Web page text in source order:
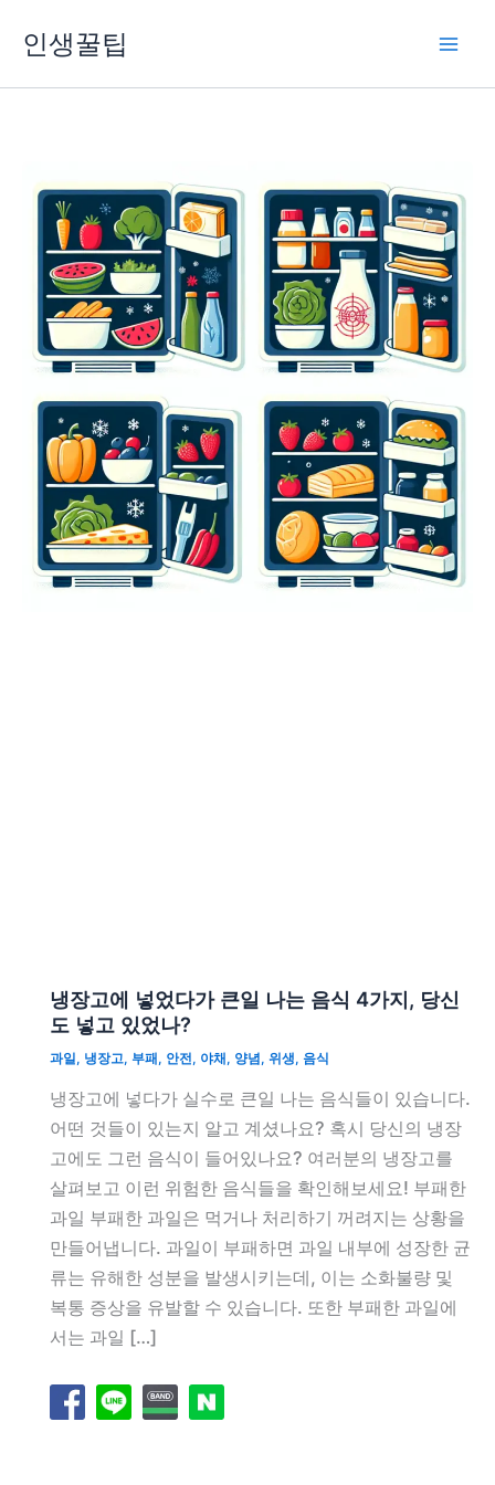
인생꿀팁
냉장고에 넣었다가 큰일 나는 음식 4가지, 당신
도 넣고 있었나?
과일, 냉장고, 부패, 안전, 야채, 양념, 위생, 음식
냉장고에 넣다가 실수로 큰일 나는 음식들이 있습니다.
어떤 것들이 있는지 알고 계셨나요? 혹시 당신의 냉장
고에도 그런 음식이 들어있나요? 여러분의 냉장고를
살펴보고 이런 위험한 음식들을 확인해보세요! 부패한
과일 부패한 과일은 먹거나 처리하기 꺼려지는 상황을
만들어냅니다. 과일이 부패하면 과일 내부에 성장한 균
류는 유해한 성분을 발생시키는데, 이는 소화불량 및
복통 증상을 유발할 수 있습니다. 또한 부패한 과일에
서는 과일 […]